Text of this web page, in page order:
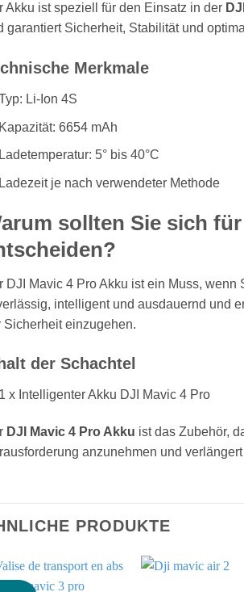
Akku ist speziell für den Einsatz in der
garantiert Sicherheit, Stabilität und
Merkmale
Li-Ion 4S
6654 mAh
5° bis 40°C
je nach verwendeter Methode
sollten Sie sich
DJI Mavic 4 Pro Akku ist ein Muss,
intelligent und ausdauernd und
Sicherheit einzugehen.
der Schachtel
x Intelligenter Akku DJI Mavic 4 Pro
DJI Mavic 4 Pro Akku ist das Zubehör,
anzunehmen und
PRODUKTE